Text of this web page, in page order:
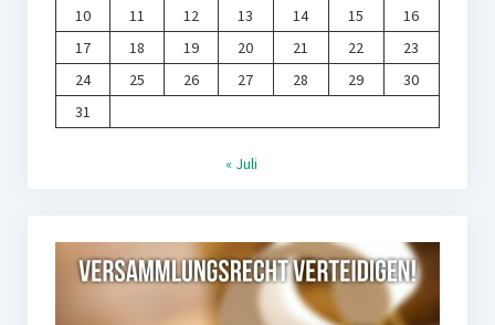
10
11 12 13 14 15
16
17
18 19 20 21 22
23
24
25 26 27 28 29
30
31
« Juli